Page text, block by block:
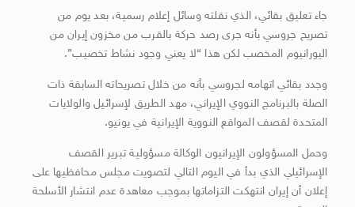
جاء تعليق بقائي، الذي نقلته وسائل إعلام رسمية، بعد يوم من
تصريح جروسي بأنه جرى رصد حركة بالقرب من مخزون إيران من
اليورانيوم المخصب لكن هذا “لا يعني وجود نشاط تخصيب”.
وجدد بقائي اتهامه لجروسي بأنه من خلال تصريحاته السابقة ذات
الصلة بالبرنامج النووي الإيراني، مهد الطريق لإسرائيل والولايات
المتحدة لقصف المواقع النووية الإيرانية في يونيو.
وحمل المسؤولون الإيرانيون الوكالة مسؤولية تبرير القصف
الإسرائيلي الذي بدأ في اليوم التالي لتصويت مجلس محافظيها على
إعلان أن إيران انتهكت التزاماتها بموجب معاهدة عدم انتشار الأسلحة